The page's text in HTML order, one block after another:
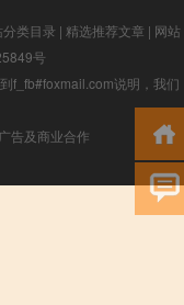
分类目录 | 精选推荐文章 | 网站
号
f_fb#foxmail.com说明，我们
告及商业合作